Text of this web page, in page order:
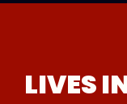
LIVES